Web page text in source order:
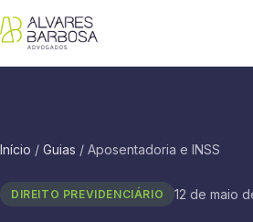
Início / Guias / Aposentadoria e INSS
DIREITO PREVIDENCIÁRIO 12 de maio